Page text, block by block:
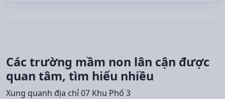
Các trường mầm non lân cận được
quan tâm, tìm hiểu nhiều
Xung quanh địa chỉ 07 Khu Phố 3